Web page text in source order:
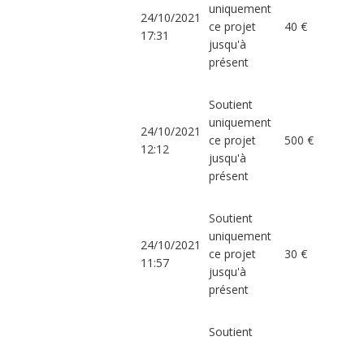
24/10/2021
17:31
uniquement
ce projet
jusqu'à
présent
40 €
24/10/2021
12:12
Soutient
uniquement
ce projet
jusqu'à
présent
500 €
24/10/2021
11:57
Soutient
uniquement
ce projet
jusqu'à
présent
30 €
Soutient